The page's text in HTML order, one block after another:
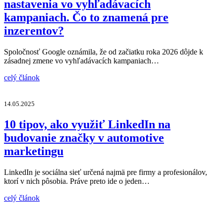
nastavenia vo vyhľadávacích
kampaniach. Čo to znamená pre
inzerentov?
Spoločnosť Google oznámila, že od začiatku roka 2026 dôjde k
zásadnej zmene vo vyhľadávacích kampaniach…
celý článok
14.05.2025
10 tipov, ako využiť LinkedIn na
budovanie značky v automotive
marketingu
LinkedIn je sociálna sieť určená najmä pre firmy a profesionálov,
ktorí v nich pôsobia. Práve preto ide o jeden…
celý článok